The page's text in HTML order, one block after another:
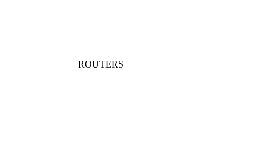
ROUTERS